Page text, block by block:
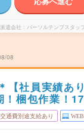
派遣会社 パーソルテンプスタッ
08
【社員実績あ
！梱包作業！
交通費別途支給あり